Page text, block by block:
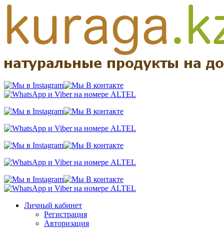
Личный кабинет
Регистрация
Авторизация